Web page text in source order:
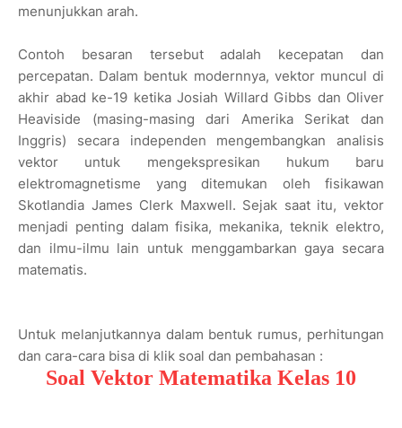
menunjukkan arah.
Contoh besaran tersebut adalah kecepatan dan
percepatan. Dalam bentuk modernnya, vektor muncul di
akhir abad ke-19 ketika Josiah Willard Gibbs dan Oliver
Heaviside (masing-masing dari Amerika Serikat dan
Inggris) secara independen mengembangkan analisis
vektor untuk mengekspresikan hukum baru
elektromagnetisme yang ditemukan oleh fisikawan
Skotlandia James Clerk Maxwell. Sejak saat itu, vektor
menjadi penting dalam fisika, mekanika, teknik elektro,
dan ilmu-ilmu lain untuk menggambarkan gaya secara
matematis.
Untuk melanjutkannya dalam bentuk rumus, perhitungan
dan cara-cara bisa di klik soal dan pembahasan :
Soal Vektor Matematika Kelas 10